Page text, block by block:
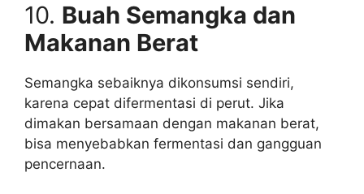
10. Buah Semangka dan
Makanan Berat
Semangka sebaiknya dikonsumsi sendiri,
karena cepat difermentasi di perut. Jika
dimakan bersamaan dengan makanan berat,
bisa menyebabkan fermentasi dan gangguan
pencernaan.